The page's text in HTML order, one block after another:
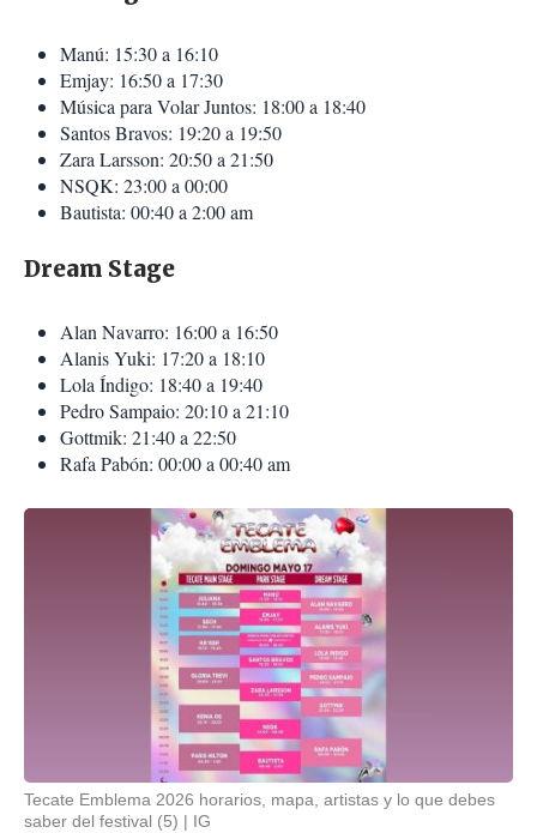
Manú: 15:30 a 16:10
Emjay: 16:50 a 17:30
Música para Volar Juntos: 18:00 a 18:40
Santos Bravos: 19:20 a 19:50
Zara Larsson: 20:50 a 21:50
NSQK: 23:00 a 00:00
Bautista: 00:40 a 2:00 am
Dream Stage
Alan Navarro: 16:00 a 16:50
Alanis Yuki: 17:20 a 18:10
Lola Índigo: 18:40 a 19:40
Pedro Sampaio: 20:10 a 21:10
Gottmik: 21:40 a 22:50
Rafa Pabón: 00:00 a 00:40 am
Tecate Emblema 2026 horarios, mapa, artistas y lo que debes
saber del festival (5)
IG